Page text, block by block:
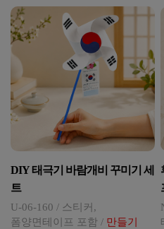
DIY 태극기 바람개비 꾸미기 세
트
U-06-160 / 스티커,
폼양면테이프 포함 / 만들기